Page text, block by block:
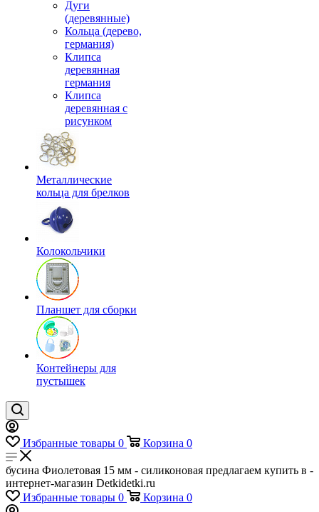
Дуги
(деревянные)
Кольца (дерево,
германия)
Клипса
деревянная
германия
Клипса
деревянная с
рисунком
Металлические
кольца для брелков
Колокольчики
Планшет для сборки
Контейнеры для
пустышек
Избранные товары 0 Корзина 0
бусина Фиолетовая 15 мм - силиконовая предлагаем купить в -
интернет-магазин Detkidetki.ru
Избранные товары 0 Корзина 0